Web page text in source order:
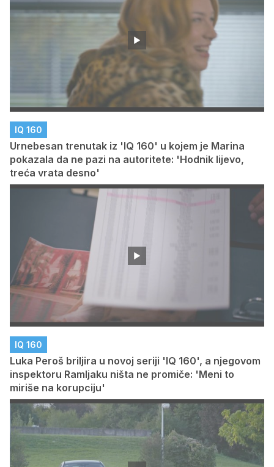
IQ 160
Urnebesan trenutak iz 'IQ 160' u kojem je Marina
pokazala da ne pazi na autoritete: 'Hodnik lijevo,
treća vrata desno'
IQ 160
Luka Peroš briljira u novoj seriji 'IQ 160', a njegovom
inspektoru Ramljaku ništa ne promiče: 'Meni to
miriše na korupciju'